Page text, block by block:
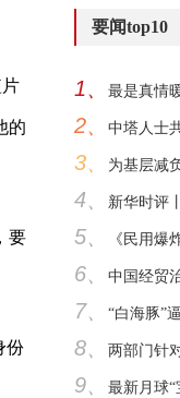
的
要
份
要闻top10
1、 最是真情
2、 中塔人士
3、 为基层减
4、 新华时评
5、 《民用爆
6、 中国经贸
7、 “白海豚”
8、 两部门针
9、 最新月球“